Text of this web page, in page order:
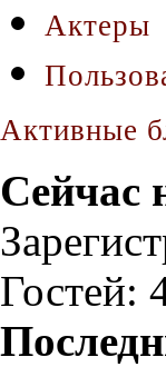
Актеры
Активные
Сейчас
Гостей: